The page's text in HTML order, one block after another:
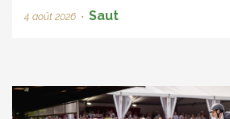
4 août 2026 • Saut